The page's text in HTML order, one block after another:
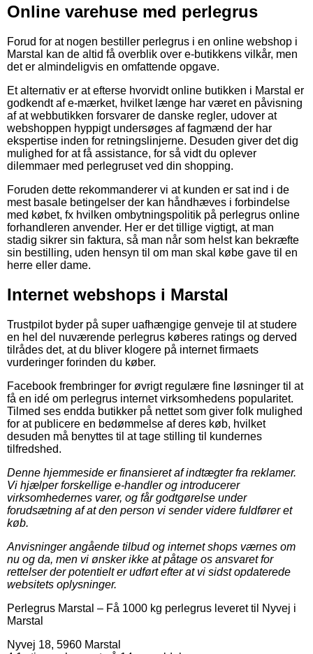
Online varehuse med perlegrus
Forud for at nogen bestiller perlegrus i en online webshop i
Marstal kan de altid få overblik over e-butikkens vilkår, men
det er almindeligvis en omfattende opgave.
Et alternativ er at efterse hvorvidt online butikken i Marstal er
godkendt af e-mærket, hvilket længe har været en påvisning
af at webbutikken forsvarer de danske regler, udover at
webshoppen hyppigt undersøges af fagmænd der har
ekspertise inden for retningslinjerne. Desuden giver det dig
mulighed for at få assistance, for så vidt du oplever
dilemmaer med perlegruset ved din shopping.
Foruden dette rekommanderer vi at kunden er sat ind i de
mest basale betingelser der kan håndhæves i forbindelse
med købet, fx hvilken ombytningspolitik på perlegrus online
forhandleren anvender. Her er det tillige vigtigt, at man
stadig sikrer sin faktura, så man når som helst kan bekræfte
sin bestilling, uden hensyn til om man skal købe gave til en
herre eller dame.
Internet webshops i Marstal
Trustpilot byder på super uafhængige genveje til at studere
en hel del nuværende perlegrus køberes ratings og derved
tilrådes det, at du bliver klogere på internet firmaets
vurderinger forinden du køber.
Facebook frembringer for øvrigt regulære fine løsninger til at
få en idé om perlegrus internet virksomhedens popularitet.
Tilmed ses endda butikker på nettet som giver folk mulighed
for at publicere en bedømmelse af deres køb, hvilket
desuden må benyttes til at tage stilling til kundernes
tilfredshed.
Denne hjemmeside er finansieret af indtægter fra reklamer.
Vi hjælper forskellige e-handler og introducerer
virksomhedernes varer, og får godtgørelse under
forudsætning af at den person vi sender videre fuldfører et
køb.
Anvisninger angående tilbud og internet shops værnes om
nu og da, men vi ønsker ikke at påtage os ansvaret for
rettelser der potentielt er udført efter at vi sidst opdaterede
websitets oplysninger.
Perlegrus Marstal – Få 1000 kg perlegrus leveret til Nyvej i
Marstal
Nyvej 18, 5960 Marstal